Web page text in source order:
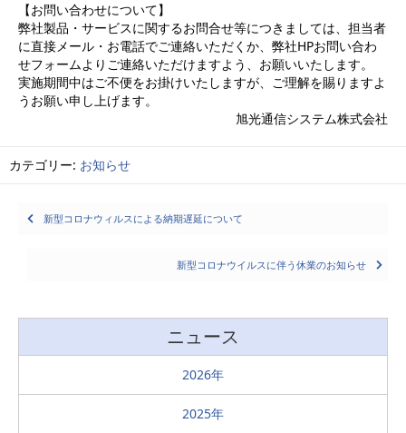
【お問い合わせについて】
弊社製品・サービスに関するお問合せ等につきましては、担当者
に直接メール・お電話でご連絡いただくか、弊社HPお問い合わ
せフォームよりご連絡いただけますよう、お願いいたします。
実施期間中はご不便をお掛けいたしますが、ご理解を賜りますよ
うお願い申し上げます。
旭光通信システム株式会社
カテゴリー: お知らせ
Posts
新型コロナウィルスによる納期遅延について
新型コロナウイルスに伴う休業のお知らせ
ニュース
2026
2025